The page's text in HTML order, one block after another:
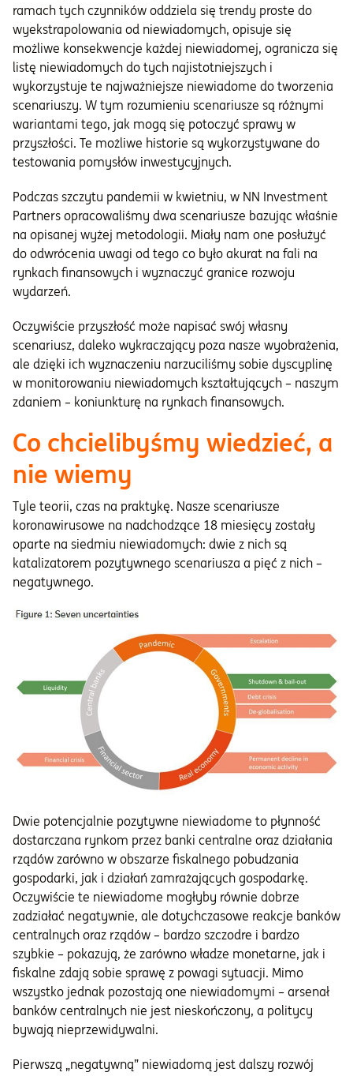
ramach tych czynników oddziela się trendy proste do
wyekstrapolowania od niewiadomych, opisuje się
możliwe konsekwencje każdej niewiadomej, ogranicza się
listę niewiadomych do tych najistotniejszych i
wykorzystuje te najważniejsze niewiadome do tworzenia
scenariuszy. W tym rozumieniu scenariusze są różnymi
wariantami tego, jak mogą się potoczyć sprawy w
przyszłości. Te możliwe historie są wykorzystywane do
testowania pomysłów inwestycyjnych.
Podczas szczytu pandemii w kwietniu, w NN Investment
Partners opracowaliśmy dwa scenariusze bazując właśnie
na opisanej wyżej metodologii. Miały nam one posłużyć
do odwrócenia uwagi od tego co było akurat na fali na
rynkach finansowych i wyznaczyć granice rozwoju
wydarzeń.
Oczywiście przyszłość może napisać swój własny
scenariusz, daleko wykraczający poza nasze wyobrażenia,
ale dzięki ich wyznaczeniu narzuciliśmy sobie dyscyplinę
w monitorowaniu niewiadomych kształtujących – naszym
zdaniem – koniunkturę na rynkach finansowych.
Co chcielibyśmy wiedzieć, a
nie wiemy
Tyle teorii, czas na praktykę. Nasze scenariusze
koronawirusowe na nadchodzące 18 miesięcy zostały
oparte na siedmiu niewiadomych: dwie z nich są
katalizatorem pozytywnego scenariusza a pięć z nich –
negatywnego.
Dwie potencjalnie pozytywne niewiadome to płynność
dostarczana rynkom przez banki centralne oraz działania
rządów zarówno w obszarze fiskalnego pobudzania
gospodarki, jak i działań zamrażających gospodarkę.
Oczywiście te niewiadome mogłyby równie dobrze
zadziałać negatywnie, ale dotychczasowe reakcje banków
centralnych oraz rządów – bardzo szczodre i bardzo
szybkie – pokazują, że zarówno władze monetarne, jak i
fiskalne zdają sobie sprawę z powagi sytuacji. Mimo
wszystko jednak pozostają one niewiadomymi – arsenał
banków centralnych nie jest nieskończony, a politycy
bywają nieprzewidywalni.
Pierwszą „negatywną” niewiadomą jest dalszy rozwój